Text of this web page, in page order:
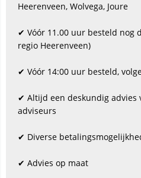
Heerenveen, Wolvega, Joure
✔ Vóór 11.00 uur besteld nog
regio Heerenveen)
✔ Vóór 14:00 uur besteld,
✔ Altijd een deskundig advies
adviseurs
✔ Diverse
✔ Advies op maat